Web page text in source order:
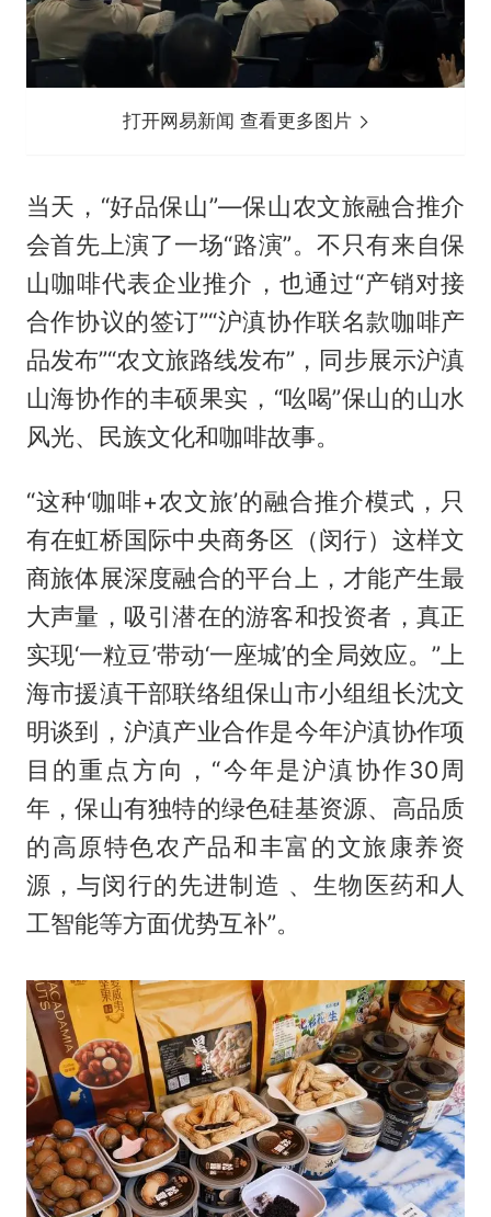
打开网易新闻 查看更多图片
当天，“好品保山”—保山农文旅融合推介
会首先上演了一场“路演”。不只有来自保
山咖啡代表企业推介，也通过“产销对接
合作协议的签订”“沪滇协作联名款咖啡产
品发布”“农文旅路线发布”，同步展示沪滇
山海协作的丰硕果实，“吆喝”保山的山水
风光、民族文化和咖啡故事。
“这种‘咖啡+农文旅’的融合推介模式，只
有在虹桥国际中央商务区（闵行）这样文
商旅体展深度融合的平台上，才能产生最
大声量，吸引潜在的游客和投资者，真正
实现‘一粒豆’带动‘一座城’的全局效应。”上
海市援滇干部联络组保山市小组组长沈文
明谈到，沪滇产业合作是今年沪滇协作项
目的重点方向，“今年是沪滇协作30周
年，保山有独特的绿色硅基资源、高品质
的高原特色农产品和丰富的文旅康养资
源，与闵行的先进制造 、生物医药和人
工智能等方面优势互补”。